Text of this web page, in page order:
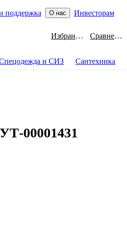
поддержка О нас Инвесторам
Избранное Сравнение
и СИЗ Сантехника
00001431